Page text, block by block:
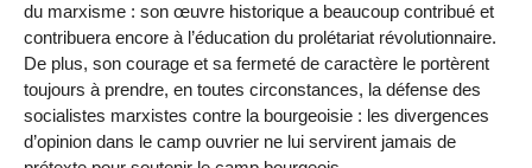
du marxisme : son œuvre historique a beaucoup contribué et
contribuera encore à l’éducation du prolétariat révolutionnaire.
De plus, son courage et sa fermeté de caractère le portèrent
toujours à prendre, en toutes circonstances, la défense des
socialistes marxistes contre la bourgeoisie : les divergences
d’opinion dans le camp ouvrier ne lui servirent jamais de